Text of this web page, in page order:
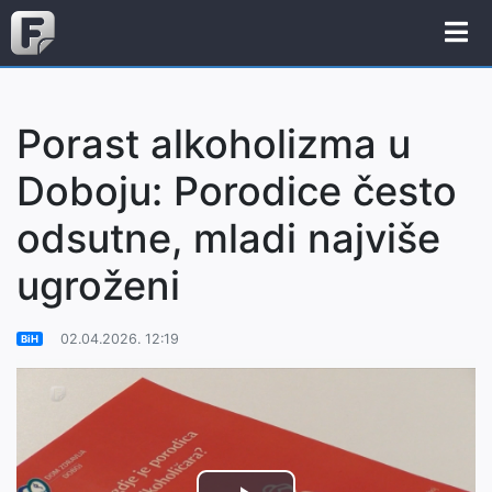
Porast alkoholizma u
Doboju: Porodice često
odsutne, mladi najviše
ugroženi
BiH 02.04.2026. 12:19